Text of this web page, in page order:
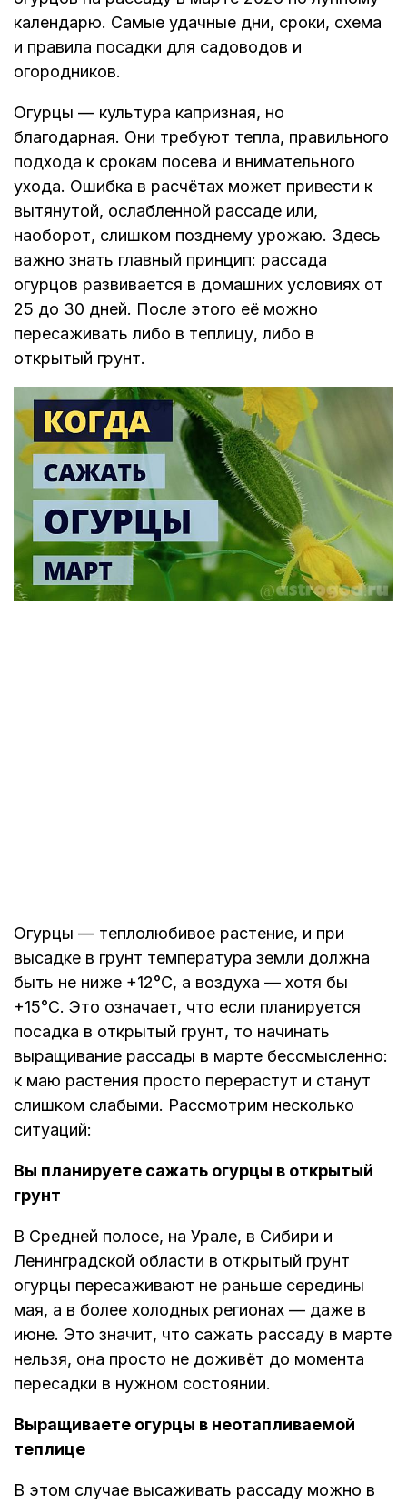
календарю. Самые удачные дни, сроки, схема
и правила посадки для садоводов и
огородников.
Огурцы — культура капризная, но
благодарная. Они требуют тепла, правильного
подхода к срокам посева и внимательного
ухода. Ошибка в расчётах может привести к
вытянутой, ослабленной рассаде или,
наоборот, слишком позднему урожаю. Здесь
важно знать главный принцип: рассада
огурцов развивается в домашних условиях от
25 до 30 дней. После этого её можно
пересаживать либо в теплицу, либо в
открытый грунт.
Огурцы — теплолюбивое растение, и при
высадке в грунт температура земли должна
быть не ниже +12°C, а воздуха — хотя бы
+15°C. Это означает, что если планируется
посадка в открытый грунт, то начинать
выращивание рассады в марте бессмысленно:
к маю растения просто перерастут и станут
слишком слабыми. Рассмотрим несколько
ситуаций:
Вы планируете сажать огурцы в открытый
грунт
В Средней полосе, на Урале, в Сибири и
Ленинградской области в открытый грунт
огурцы пересаживают не раньше середины
мая, а в более холодных регионах — даже в
июне. Это значит, что сажать рассаду в марте
нельзя, она просто не доживёт до момента
пересадки в нужном состоянии.
Выращиваете огурцы в неотапливаемой
теплице
В этом случае высаживать рассаду можно в